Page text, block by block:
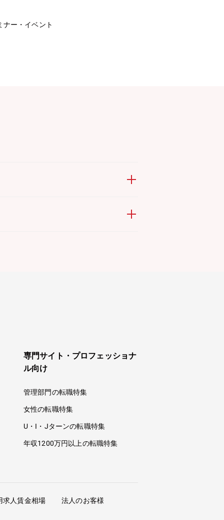
ナー・イベント
専門サイト・プロフェッショナ
ル向け
管理部門の転職特集
女性の転職特集
U・I・Jターンの転職特集
年収1200万円以上の転職特集
求人賃金相場 法人のお客様